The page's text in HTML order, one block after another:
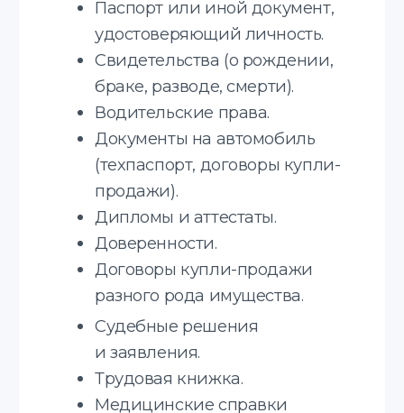
Узнайте стоимость
получения апостиля
Соглашаюсь с политикой
конфиденциальности